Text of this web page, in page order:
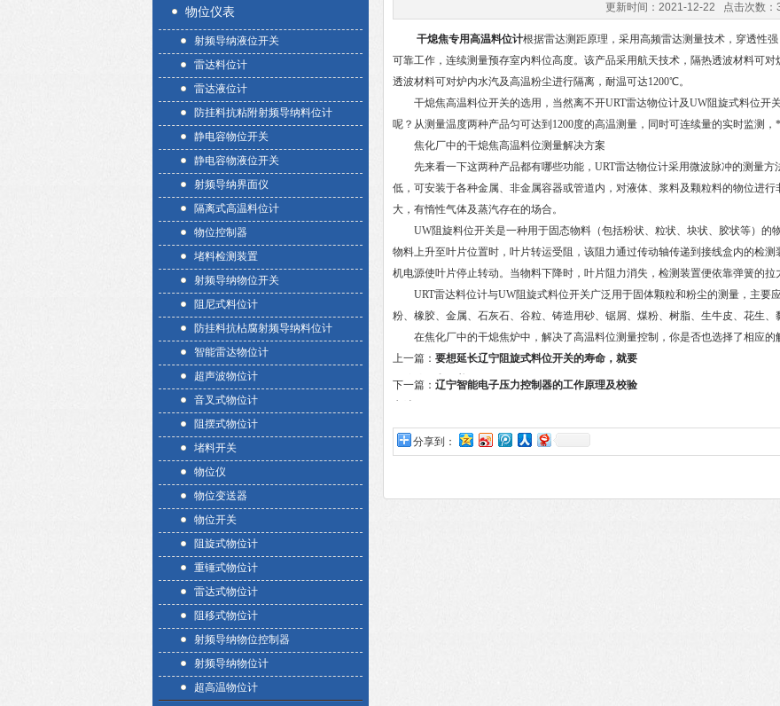
物位仪表
射频导纳液位开关
雷达料位计
雷达液位计
防挂料抗粘附射频导纳料位计
静电容物位开关
静电容物液位开关
射频导纳界面仪
隔离式高温料位计
物位控制器
堵料检测装置
射频导纳物位开关
阻尼式料位计
防挂料抗枮腐射频导纳料位计
智能雷达物位计
超声波物位计
音叉式物位计
阻摆式物位计
堵料开关
物位仪
物位变送器
物位开关
阻旋式物位计
重锤式物位计
雷达式物位计
阻移式物位计
射频导纳物位控制器
射频导纳物位计
超高温物位计
更新时间：2021-12-22 点击次数：
干熄焦专用高温料位计根据雷达测距原理，采用高频雷达测量技术，穿透性
可靠工作，连续测量预存室内料位高度。该产品采用航天技术，隔热透波材料可
透波材料可对炉内水汽及高温粉尘进行隔离，耐温可达1200℃。
干熄焦高温料位开关的选用，当然离不开URT雷达物位计及UW阻旋式料位开
呢？从测量温度两种产品匀可达到1200度的高温测量，同时可连续量的实时监测，
焦化厂中的干熄焦高温料位测量解决方案
先来看一下这两种产品都有哪些功能，URT雷达物位计采用微波脉冲的测量方
低，可安装于各种金属、非金属容器或管道内，对液体、浆料及颗粒料的物位进
大，有惰性气体及蒸汽存在的场合。
UW阻旋料位开关是一种用于固态物料（包括粉状、粒状、块状、胶状等）的
物料上升至叶片位置时，叶片转运受阻，该阻力通过传动轴传递到接线盒内的检
机电源使叶片停止转动。当物料下降时，叶片阻力消失，检测装置便依靠弹簧的拉
URT雷达料位计与UW阻旋式料位开关广泛用于固体颗粒和粉尘的测量，主要
粉、橡胶、金属、石灰石、谷粒、铸造用砂、锯屑、煤粉、树脂、生牛皮、花生、
在焦化厂中的干熄焦炉中，解决了高温料位测量控制，你是否也选择了相应的
上一篇： 要想延长辽宁阻旋式料位开关的寿命，就要
正确使用和保养
下一篇： 辽宁智能电子压力控制器的工作原理及校验
分享到：